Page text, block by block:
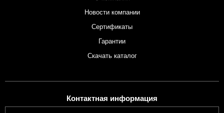
Новости компании
Сертификаты
Гарантии
Скачать каталог
Контактная информация